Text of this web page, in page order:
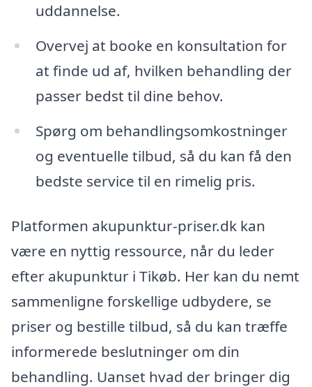
uddannelse.
Overvej at booke en konsultation for
at finde ud af, hvilken behandling der
passer bedst til dine behov.
Spørg om behandlingsomkostninger
og eventuelle tilbud, så du kan få den
bedste service til en rimelig pris.
Platformen akupunktur-priser.dk kan
være en nyttig ressource, når du leder
efter akupunktur i Tikøb. Her kan du nemt
sammenligne forskellige udbydere, se
priser og bestille tilbud, så du kan træffe
informerede beslutninger om din
behandling. Uanset hvad der bringer dig